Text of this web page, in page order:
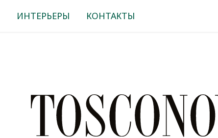
ИНТЕРЬЕРЫ КОНТАКТЫ